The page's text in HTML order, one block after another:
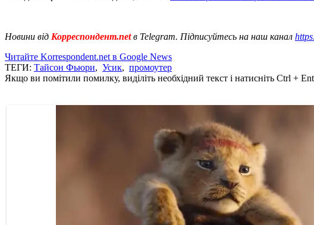
Новини від Корреспондент.netв Telegram. Підписуйтесь на наш канал
Читайте Korrespondent.net в Google News
ТЕГИ: Тайсон Фьюри, Усик, промоутер
Якщо ви помітили помилку, виділіть необхідний текст і натисніть Ctrl +